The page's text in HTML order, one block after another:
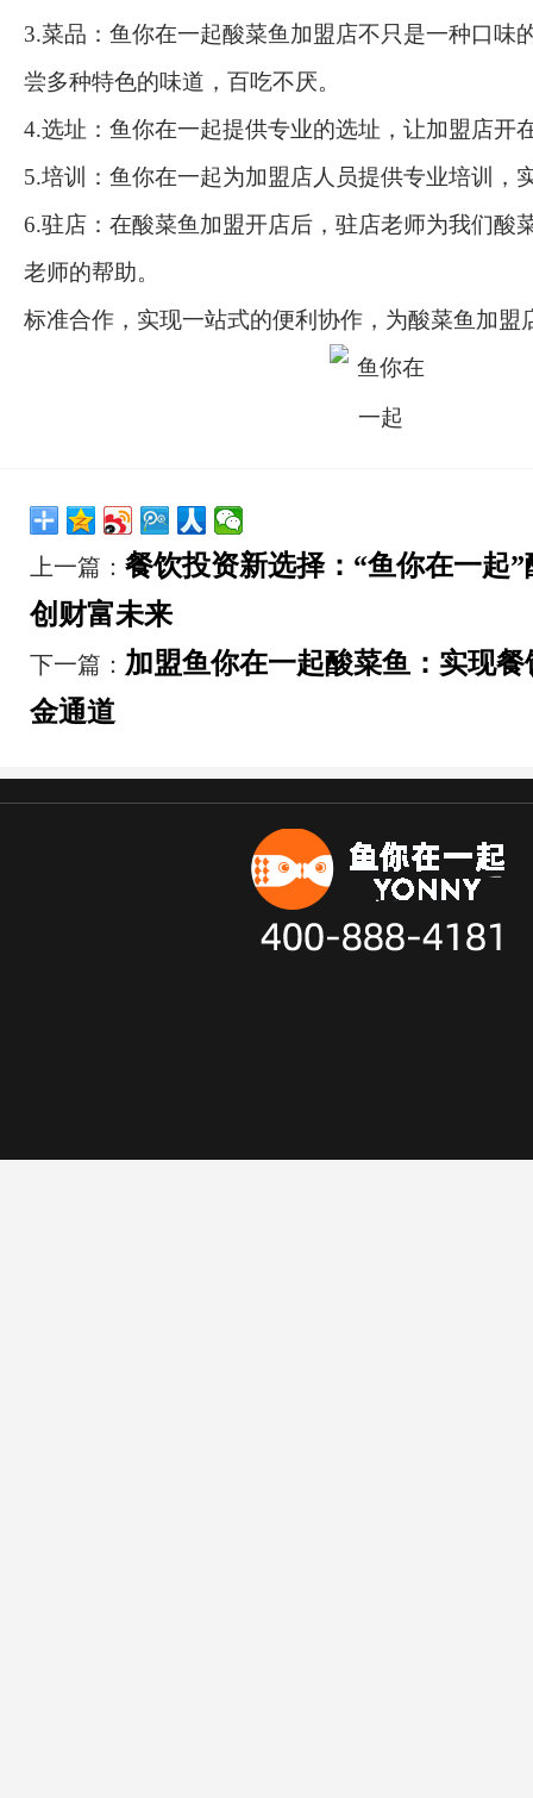
3.菜品：鱼你在一起酸菜鱼加盟店不只是一种口味
尝多种特色的味道，百吃不厌。
4.选址：鱼你在一起提供专业的选址，让加盟店开
5.培训：鱼你在一起为加盟店人员提供专业培训，
6.驻店：在酸菜鱼加盟开店后，驻店老师为我们酸
老师的帮助。
标准合作，实现一站式的便利协作，为酸菜鱼加盟
上一篇： 餐饮投资新选择：“鱼你在一起
创财富未来
下一篇： 加盟鱼你在一起酸菜鱼：实现
金通道